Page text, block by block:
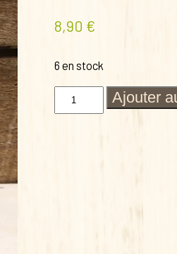
8,90 €
6 en stock
quantité
Ajouter